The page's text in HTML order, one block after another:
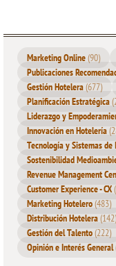
Marketing Online(90)
Publicaciones
Gestión Hotelera(677)
Planificación Estratégica
Liderazgo y
Innovación en Hotelería
Tecnología y Sistemas
Sostenibilidad
Revenue Management
Customer Experience - CX
Marketing Hotelero(483)
Distribución Hotelera(142)
Gestión del Talento(222)
Opinión e Interés General